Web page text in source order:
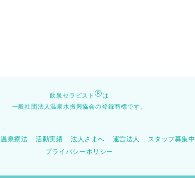
飲泉セラピスト Ⓡは
一般社団法人温泉水振興協会の登録商標です。
温泉療法 活動実績 法人さまへ 運営法人 スタッフ募集中
プライバシーポリシー